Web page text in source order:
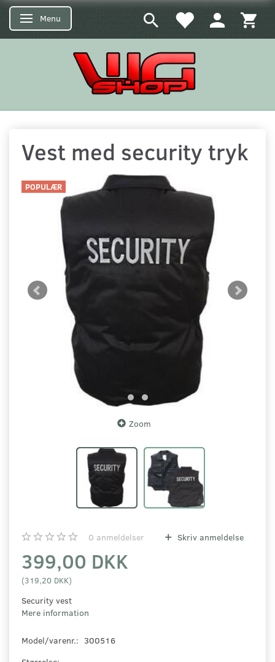
Skifte navigation
Menu
Vest med security tryk
POPULÆR
Zoom
0 anmeldelser Skriv anmeldelse
399,00 DKK
(319,20 DKK)
Security vest
Mere information
Model/varenr.: 300516